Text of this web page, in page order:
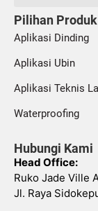
Pilihan Produk
Aplikasi Dinding
Aplikasi Ubin
Aplikasi Teknis
Waterproofing
Hubungi Kami
Head Office:
Ruko Jade Ville
Jl. Raya